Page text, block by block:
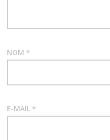
NOM *
E-MAIL *